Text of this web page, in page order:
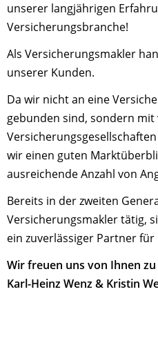
unserer langjährigen
Versicherungsbranche!
Als Versicherungsmakler
unserer Kunden.
Da wir nicht an eine
gebunden sind, sondern mit
wir einen guten
ausreichende Anzahl von
Bereits in der zweiten
Versicherungsmakler tätig,
ein zuverlässiger Partner
Wir freuen uns von Ihnen
Karl-Heinz Wenz & Kristin